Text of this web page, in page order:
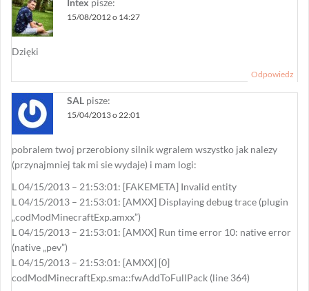
Intex pisze:
15/08/2012 o 14:27
Dzięki
Odpowiedz
SAL pisze:
15/04/2013 o 22:01
pobralem twoj przerobiony silnik wgralem wszystko jak nalezy
(przynajmniej tak mi sie wydaje) i mam logi:
L 04/15/2013 – 21:53:01: [FAKEMETA] Invalid entity
L 04/15/2013 – 21:53:01: [AMXX] Displaying debug trace (plugin
„codModMinecraftExp.amxx”)
L 04/15/2013 – 21:53:01: [AMXX] Run time error 10: native error
(native „pev”)
L 04/15/2013 – 21:53:01: [AMXX] [0]
codModMinecraftExp.sma::fwAddToFullPack (line 364)